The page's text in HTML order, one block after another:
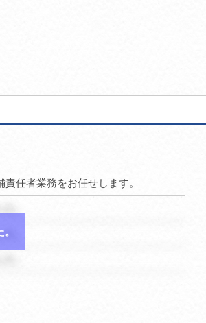
任者業務をお任せします。
。